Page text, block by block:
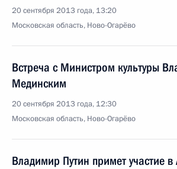
20 сентября 2013 года, 13:20
Московская область, Ново-Огарёво
Встреча с Министром культуры
Мединским
20 сентября 2013 года, 12:30
Московская область, Ново-Огарёво
Владимир Путин примет участие в